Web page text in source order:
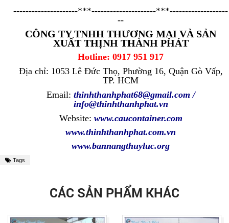
---------------------***---------------------***-------------------
--
CÔNG TY TNHH THƯƠNG MẠI VÀ SẢN
XUẤT THỊNH THÀNH PHÁT
Hotline: 0917 951 917
Địa chỉ: 1053 Lê Đức Thọ, Phường 16, Quận Gò Vấp,
TP. HCM
Email: thinhthanhphat68@gmail.com /
info@thinhthanhphat.vn
Website: www.caucontainer.com
www.thinhthanhphat.com.vn
www.bannangthuyluc.org
Tags
CÁC SẢN PHẨM KHÁC